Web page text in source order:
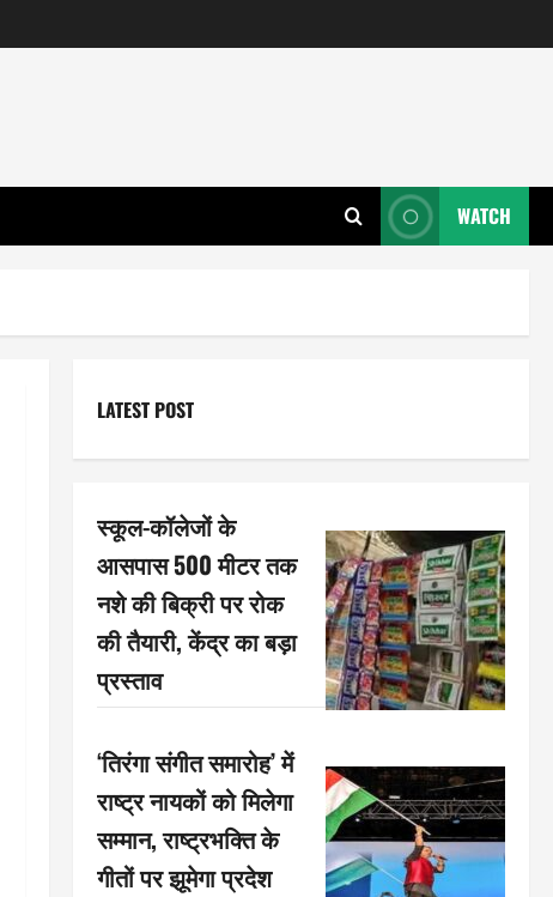
WATCH
LATEST POST
स्कूल-कॉलेजों के
आसपास 500 मीटर तक
नशे की बिक्री पर रोक
की तैयारी, केंद्र का बड़ा
प्रस्ताव
‘तिरंगा संगीत समारोह’ में
राष्ट्र नायकों को मिलेगा
सम्मान, राष्ट्रभक्ति के
गीतों पर झूमेगा प्रदेश